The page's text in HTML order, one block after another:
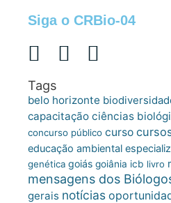
Siga o CRBio-04
Tags
belo horizonte
capacitação ciências
concurso público curso
educação ambiental
genética goiás goiânia icb livro
mensagens dos
gerais notícias